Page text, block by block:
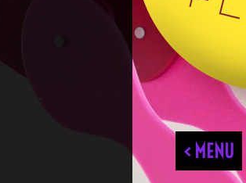
< MENU